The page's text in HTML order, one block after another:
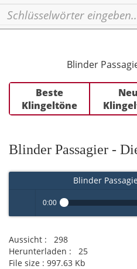
Blinder
Beste
Klingeltöne
Blinder Passagier -
Blinder
Play /
0:00
Aussicht :
298
Herunterladen :
25
File size : 997.63 Kb